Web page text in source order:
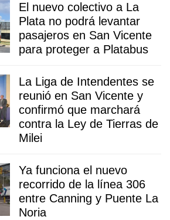
El nuevo colectivo a La
Plata no podrá levantar
pasajeros en San Vicente
para proteger a Platabus
La Liga de Intendentes se
reunió en San Vicente y
confirmó que marchará
contra la Ley de Tierras de
Milei
Ya funciona el nuevo
recorrido de la línea 306
entre Canning y Puente La
Noria